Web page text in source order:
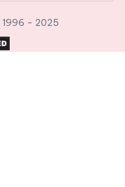
1996 - 2025